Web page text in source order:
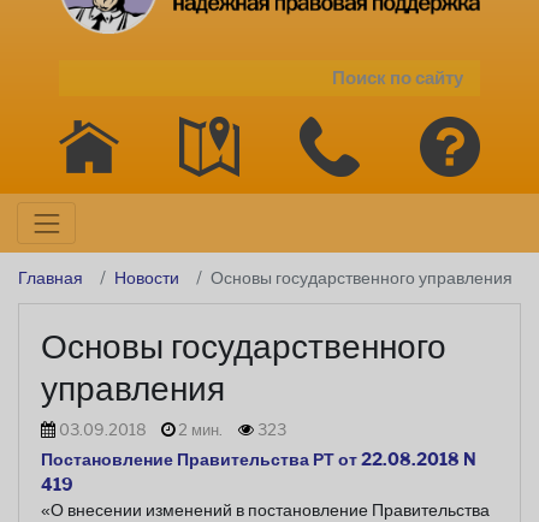
Главная Новости Основы государственного управления
Основы государственного
управления
03.09.2018 2 мин.
323
Постановление Правительства РТ от 22.08.2018 N
419
«О внесении изменений в постановление Правительства